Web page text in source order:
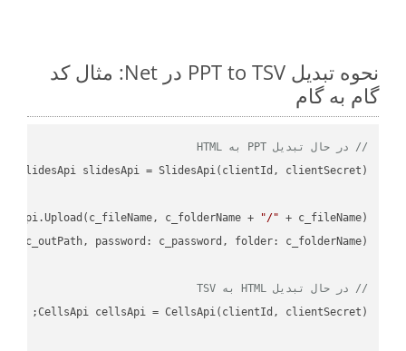
نحوه تبدیل PPT to TSV در Net: مثال کد
گام به گام
// در حال تبدیل PPT به HTML
c_folderName +
"/"
// در حال تبدیل HTML به TSV